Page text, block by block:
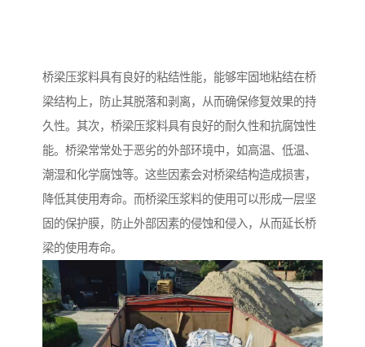
桥梁压浆料具有良好的粘结性能，能够牢固地粘结在桥
梁结构上，防止其脱落和剥离，从而确保修复效果的持
久性。其次，桥梁压浆料具有良好的耐久性和抗腐蚀性
能。桥梁常常处于恶劣的外部环境中，如高温、低温、
潮湿和化学腐蚀等。这些因素会对桥梁结构造成损害，
降低其使用寿命。而桥梁压浆料的使用可以形成一层坚
固的保护膜，防止外部因素的侵蚀和侵入，从而延长桥
梁的使用寿命。